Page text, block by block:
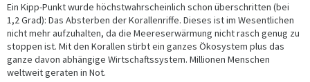
Ein Kipp-Punkt wurde höchstwahrscheinlich schon überschritten (bei
1,2 Grad): Das Absterben der Korallenriffe. Dieses ist im Wesentlichen
nicht mehr aufzuhalten, da die Meereserwärmung nicht rasch genug zu
stoppen ist. Mit den Korallen stirbt ein ganzes Ökosystem plus das
ganze davon abhängige Wirtschaftssystem. Millionen Menschen
weltweit geraten in Not.